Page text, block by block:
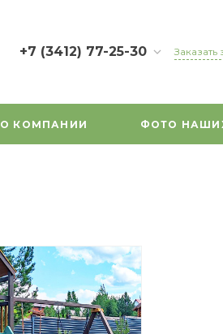
+7 (3412) 77-25-30
г. Ижевск, ул.
Орджоникидзе, д. 45
Заказать
О КОМПАНИИ ФОТО